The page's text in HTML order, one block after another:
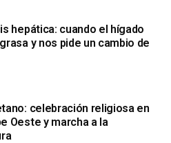
hepática: cuando el hígado
y nos pide un cambio de
celebración religiosa en
Oeste y marcha a la